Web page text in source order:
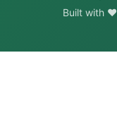
Built with ❤️